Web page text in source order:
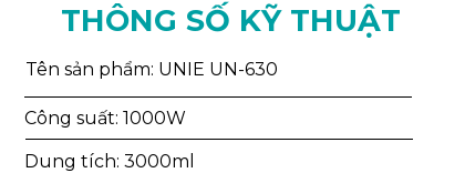
THÔNG SỐ KỸ THUẬT
Tên sản phẩm: UNIE UN-630
Công suất: 1000W
Dung tích: 3000ml